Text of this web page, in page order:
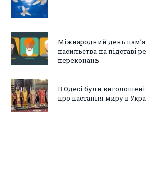
Міжнародний день
насильства на підставі
переконань
В Одесі були
про настання миру в